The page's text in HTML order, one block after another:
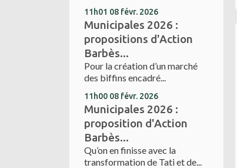
11h01 08 févr. 2026
Municipales 2026 :
propositions d'Action
Barbès...
Pour la création d’un marché
des biffins encadré...
11h00 08 févr. 2026
Municipales 2026 :
proposition d'Action
Barbès...
Qu’on en finisse avec la
transformation de Tati et de...